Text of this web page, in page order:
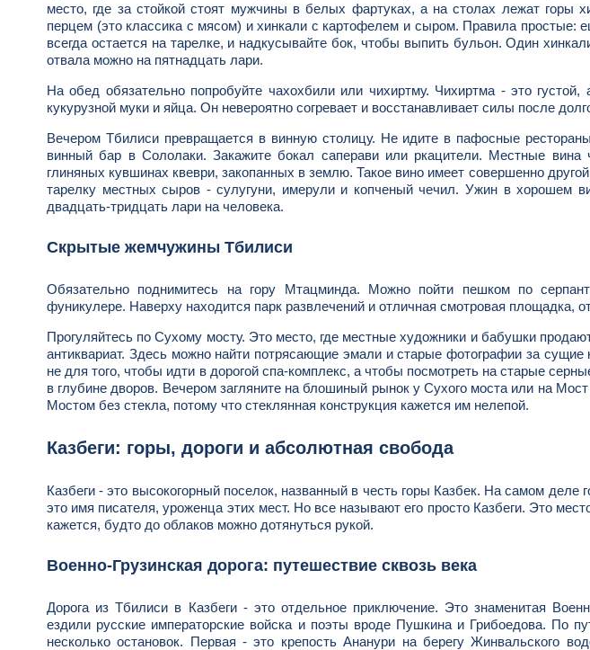
место, где за стойкой стоят мужчины в белых фартуках, а на столах лежат горы
перцем (это классика с мясом) и хинкали с картофелем и сыром. Правила простые:
всегда остается на тарелке, и надкусывайте бок, чтобы выпить бульон. Один
отвала можно на пятнадцать лари.
На обед обязательно попробуйте чахохбили или чихиртму. Чихиртма - это
кукурузной муки и яйца. Он невероятно согревает и восстанавливает силы после
Вечером Тбилиси превращается в винную столицу. Не идите в пафосные
винный бар в Сололаки. Закажите бокал саперави или ркацители. Местные вина
глиняных кувшинах квеври, закопанных в землю. Такое вино имеет совершенно
тарелку местных сыров - сулугуни, имерули и копченый чечил. Ужин в хорошем
двадцать-тридцать лари на человека.
Скрытые жемчужины Тбилиси
Обязательно поднимитесь на гору Мтацминда. Можно пойти пешком по
фуникулере. Наверху находится парк развлечений и отличная смотровая площадка,
Прогуляйтесь по Сухому мосту. Это место, где местные художники и бабушки
антиквариат. Здесь можно найти потрясающие эмали и старые фотографии за сущие
не для того, чтобы идти в дорогой спа-комплекс, а чтобы посмотреть на старые
в глубине дворов. Вечером загляните на блошиный рынок у Сухого моста или на
Мостом без стекла, потому что стеклянная конструкция кажется им нелепой.
Казбеги: горы, дороги и абсолютная свобода
Казбеги - это высокогорный поселок, названный в честь горы Казбек. На самом деле
это имя писателя, уроженца этих мест. Но все называют его просто Казбеги. Это
кажется, будто до облаков можно дотянуться рукой.
Военно-Грузинская дорога: путешествие сквозь века
Дорога из Тбилиси в Казбеги - это отдельное приключение. Это знаменитая
ездили русские императорские войска и поэты вроде Пушкина и Грибоедова. По
несколько остановок. Первая - это крепость Ананури на берегу Жинвальского